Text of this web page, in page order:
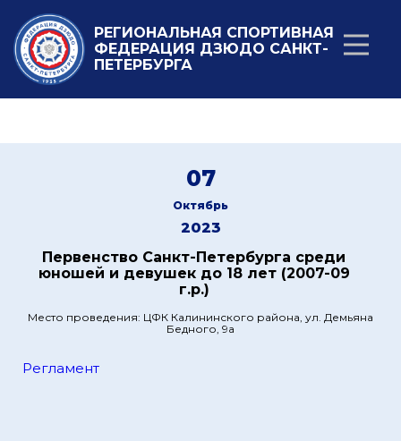
РЕГИОНАЛЬНАЯ СПОРТИВНАЯ
ФЕДЕРАЦИЯ ДЗЮДО САНКТ-
ПЕТЕРБУРГА
07
Октябрь
2023
Первенство Санкт-Петербурга среди
юношей и девушек до 18 лет (2007-09
г.р.)
Место проведения: ЦФК Калининского района, ул. Демьяна
Бедного, 9а
Регламент